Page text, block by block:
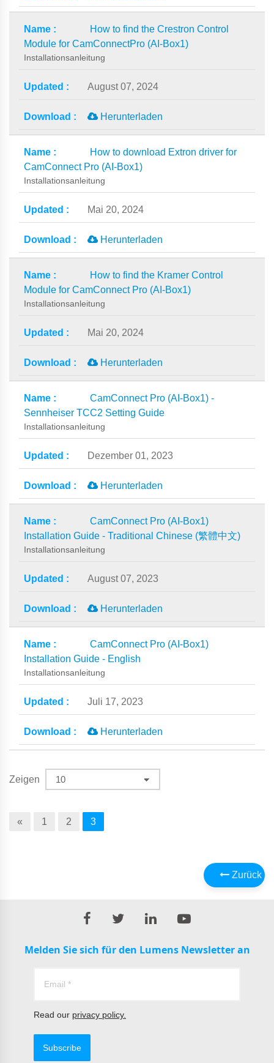
How to find the Crestron Control
Module for CamConnectPro (AI-Box1)
Installationsanleitung
August 07, 2024
Herunterladen
How to download Extron driver for
CamConnect Pro (AI-Box1)
Installationsanleitung
Mai 20, 2024
Herunterladen
How to find the Kramer Control
Module for CamConnect Pro (AI-Box1)
Installationsanleitung
Mai 20, 2024
Herunterladen
CamConnect Pro (AI-Box1) -
Sennheiser TCC2 Setting Guide
Installationsanleitung
Dezember 01, 2023
Herunterladen
CamConnect Pro (AI-Box1)
Installation Guide - Traditional Chinese (繁體中文)
Installationsanleitung
August 07, 2023
Herunterladen
CamConnect Pro (AI-Box1)
Installation Guide - English
Installationsanleitung
Juli 17, 2023
Herunterladen
Zeigen
« 1 2 3
Zurück
Melden Sie sich für den Lumens Newsletter an
Read our privacy policy.
Subscribe